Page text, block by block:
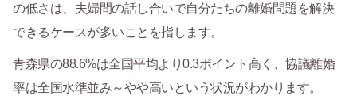
の低さは、夫婦間の話し合いで自分たちの離婚問題を解決
できるケースが多いことを指します。
青森県の88.6%は全国平均より0.3ポイント高く、協議離婚
率は全国水準並み～やや高いという状況がわかります。